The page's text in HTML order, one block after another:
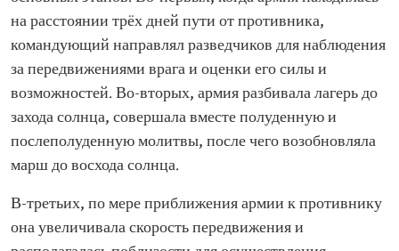
на расстоянии трёх дней пути от противника,
командующий направлял разведчиков для наблюдения
за передвижениями врага и оценки его силы и
возможностей. Во-вторых, армия разбивала лагерь до
захода солнца, совершала вместе полуденную и
послеполуденную молитвы, после чего возобновляла
марш до восхода солнца.
В-третьих, по мере приближения армии к противнику
она увеличивала скорость передвижения и